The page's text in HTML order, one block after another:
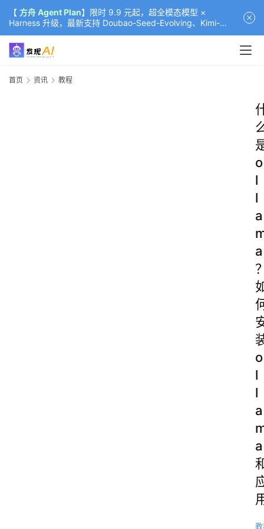
【 方舟 Agent Plan】限时 9.9 元起，超全模态模型 ×
Harness 升级，最新支持 Doubao-Seed-Evolving、Kimi-
K3（部分）、GLM-5.2
首页 资讯 教程
o
l
l
a
a
o
l
l
a
a